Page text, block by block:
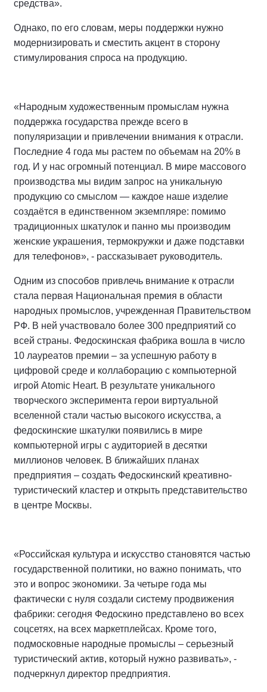
средства».
Однако, по его словам, меры поддержки нужно
модернизировать и сместить акцент в сторону
стимулирования спроса на продукцию.
«Народным художественным промыслам нужна
поддержка государства прежде всего в
популяризации и привлечении внимания к отрасли.
Последние 4 года мы растем по объемам на 20% в
год. И у нас огромный потенциал. В мире массового
производства мы видим запрос на уникальную
продукцию со смыслом — каждое наше изделие
создаётся в единственном экземпляре: помимо
традиционных шкатулок и панно мы производим
женские украшения, термокружки и даже подставки
для телефонов», - рассказывает руководитель.
Одним из способов привлечь внимание к отрасли
стала первая Национальная премия в области
народных промыслов, учрежденная Правительством
РФ. В ней участвовало более 300 предприятий со
всей страны. Федоскинская фабрика вошла в число
10 лауреатов премии – за успешную работу в
цифровой среде и коллаборацию с компьютерной
игрой Atomic Heart. В результате уникального
творческого эксперимента герои виртуальной
вселенной стали частью высокого искусства, а
федоскинские шкатулки появились в мире
компьютерной игры с аудиторией в десятки
миллионов человек. В ближайших планах
предприятия – создать Федоскинский креативно-
туристический кластер и открыть представительство
в центре Москвы.
«Российская культура и искусство становятся частью
государственной политики, но важно понимать, что
это и вопрос экономики. За четыре года мы
фактически с нуля создали систему продвижения
фабрики: сегодня Федоскино представлено во всех
соцсетях, на всех маркетплейсах. Кроме того,
подмосковные народные промыслы – серьезный
туристический актив, который нужно развивать», -
подчеркнул директор предприятия.